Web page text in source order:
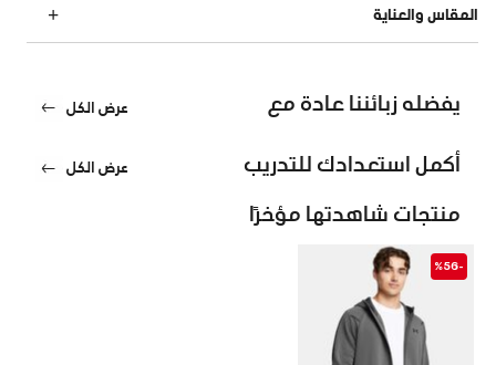
المقاس والعناية
يفضله زبائننا عادة مع عرض الكل
أكمل استعدادك للتدريب عرض الكل
منتجات شاهدتها مؤخرًا
-%56